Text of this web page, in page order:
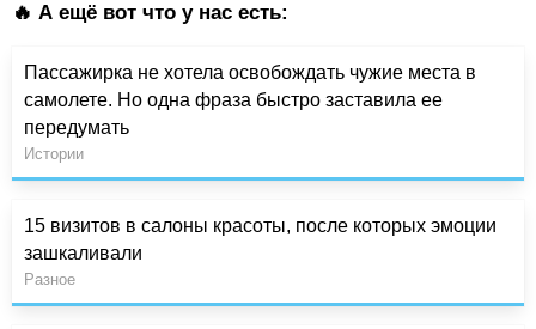
🔥 А ещё вот что у нас есть:
Пассажирка не хотела освобождать чужие места в
самолете. Но одна фраза быстро заставила ее
передумать
Истории
15 визитов в салоны красоты, после которых эмоции
зашкаливали
Разное